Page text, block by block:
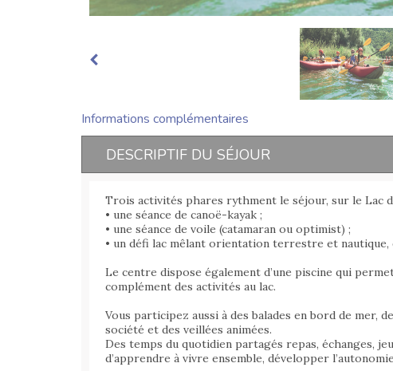
Informations complémentaires
DESCRIPTIF DU SÉJOUR
Trois activités phares rythment le séjour, sur le Lac
• une séance de canoë-kayak ;
• une séance de voile (catamaran ou optimist) ;
• un défi lac mêlant orientation terrestre et
Le centre dispose également d’une piscine qui
complément des activités au lac.
Vous participez aussi à des balades en bord de mer,
société et des veillées animées.
Des temps du quotidien partagés repas, échanges,
d’apprendre à vivre ensemble, développer